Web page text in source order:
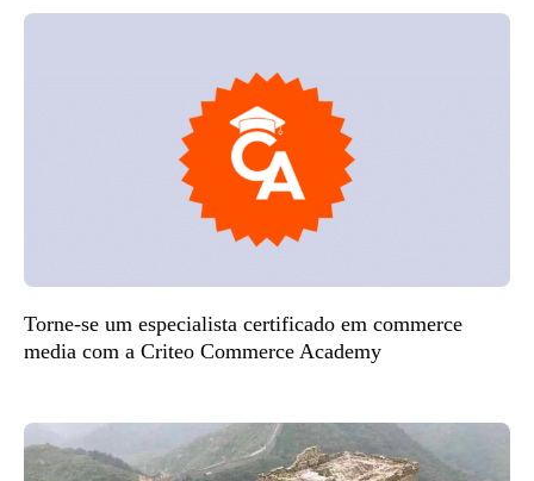
Torne-se um especialista certificado em commerce
media com a Criteo Commerce Academy